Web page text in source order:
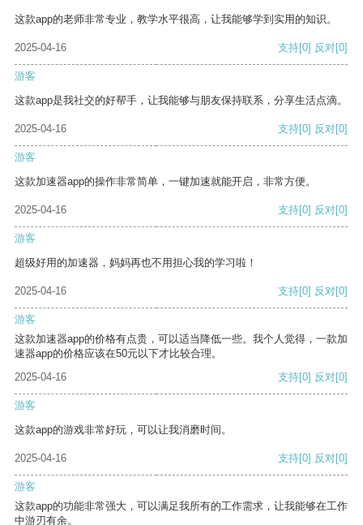
这款app的老师非常专业，教学水平很高，让我能够学到实用的知识。
2025-04-16 支持[0] 反对[0]
游客
这款app是我社交的好帮手，让我能够与朋友保持联系，分享生活点滴。
2025-04-16 支持[0] 反对[0]
游客
这款加速器app的操作非常简单，一键加速就能开启，非常方便。
2025-04-16 支持[0] 反对[0]
游客
超级好用的加速器，妈妈再也不用担心我的学习啦！
2025-04-16 支持[0] 反对[0]
游客
这款加速器app的价格有点贵，可以适当降低一些。我个人觉得，一款加
速器app的价格应该在50元以下才比较合理。
2025-04-16
支持[0] 反对[0]
游客
这款app的游戏非常好玩，可以让我消磨时间。
2025-04-16 支持[0] 反对[0]
游客
这款app的功能非常强大，可以满足我所有的工作需求，让我能够在工作
中游刃有余。